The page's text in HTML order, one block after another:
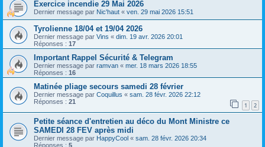
Exercice incendie 29 Mai 2026
Dernier message par Nic'haut « ven. 29 mai 2026 15:51
Tyrolienne 18/04 et 19/04 2026
Dernier message par Vins « dim. 19 avr. 2026 20:01
Réponses : 17
Important Rappel Sécurité & Telegram
Dernier message par ramvan « mer. 18 mars 2026 18:55
Réponses : 16
Matinée pliage secours samedi 28 février
Dernier message par Coquillus « sam. 28 févr. 2026 22:12
Réponses : 21 1 2
Petite séance d'entretien au déco du Mont Ministre ce
SAMEDI 28 FEV après midi
Dernier message par HappyCool « sam. 28 févr. 2026 20:34
Réponses : 5